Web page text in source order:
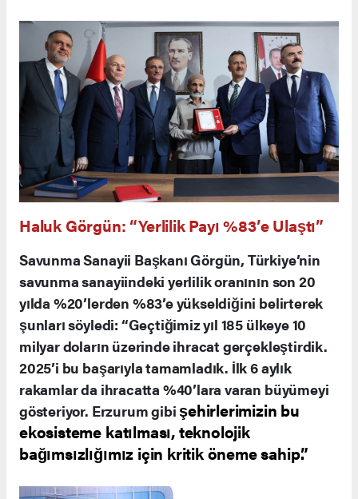
Haluk Görgün: “Yerlilik Payı %83’e Ulaştı”
Savunma Sanayii Başkanı Görgün, Türkiye’nin
savunma sanayiindeki yerlilik oranının son 20
yılda %20’lerden %83’e yükseldiğini belirterek
şunları söyledi: “Geçtiğimiz yıl 185 ülkeye 10
milyar doların üzerinde ihracat gerçekleştirdik.
2025’i bu başarıyla tamamladık. İlk 6 aylık
rakamlar da ihracatta %40’lara varan büyümeyi
gösteriyor. Erzurum gibişehirlerimizin bu
ekosisteme katılması, teknolojik
bağımsızlığımız için kritik öneme sahip.”